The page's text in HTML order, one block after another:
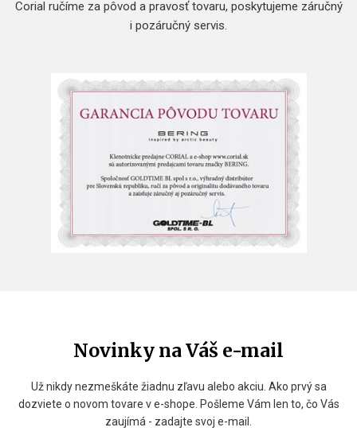
Corial ručíme za pôvod a pravosť tovaru, poskytujeme záručný
i pozáručný servis.
Novinky na Váš e-mail
Už nikdy nezmeškáte žiadnu zľavu alebo akciu. Ako prvý sa
dozviete o novom tovare v e-shope. Pošleme Vám len to, čo Vás
zaujímá - zadajte svoj e-mail.